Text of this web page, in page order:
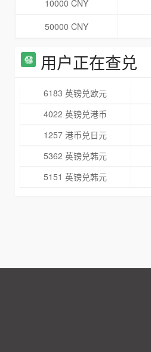
10000 CNY
50000 CNY
用户正在查兑
6183 英镑兑欧元
4022 英镑兑港币
1257 港币兑日元
5362 英镑兑韩元
5151 英镑兑韩元